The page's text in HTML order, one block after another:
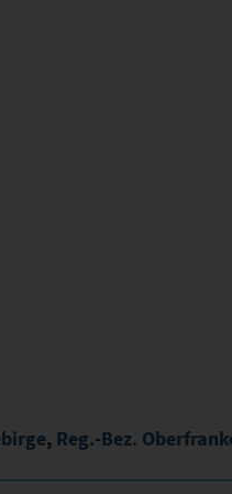
, Reg.-Bez.